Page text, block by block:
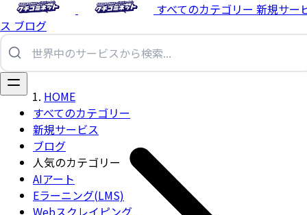
すべてのカテゴリー 新規サー
ス ブログ
すべてのカテゴリー
新規サービス
ブログ
人気のカテゴリー
AIアート
Eラーニング(LMS)
Webスクレイピング
HOME